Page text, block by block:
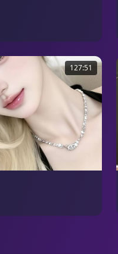
127:51